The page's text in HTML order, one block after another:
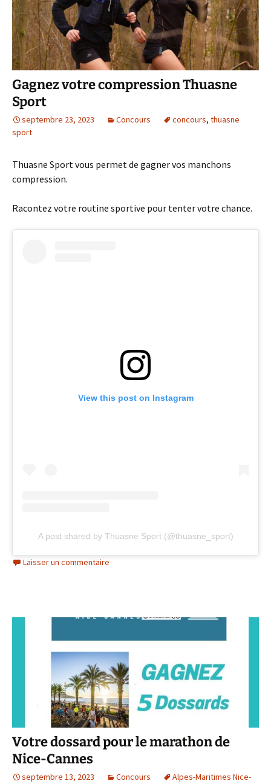
Gagnez votre compression Thuasne
Sport
septembre 23, 2023 Concours concours, thuasne
sport
Thuasne Sport vous permet de gagner vos manchons
compression.
Racontez votre routine sportive pour tenter votre chance.
View this post on Instagram
A post shared by Thuasne Sport (@thuasne_sport)
Laisser un commentaire
Votre dossard pour le marathon de
Nice-Cannes
septembre 13, 2023 Concours Alpes-Maritimes Nice-